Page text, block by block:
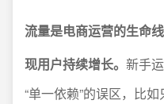
流量是电商运营的生命
现用户持续增长。 新手
“单一依赖”的误区，比